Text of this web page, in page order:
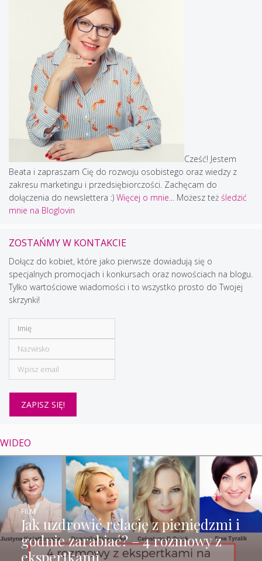
Cześć! Jestem
Beata i zapraszam Cię do rozwoju osobistego oraz wiedzy z
zakresu marketingu i przedsiębiorczości. Zachęcam do
dołączenia do newslettera :) Więcej o mnie... Możesz też śledzić
mnie na Bloglovin
ZOSTAŃMY W KONTAKCIE
Dołącz do kobiet, które jako pierwsze dowiadują się o
specjalnych promocjach i konkursach oraz nowościach na blogu.
Tylko wartościowe wiadomości i to wszystko prosto do Twojej
skrzynki!
WIDEO
Jak uzdrowić relację z pieniędzmi i
godnie zarabiać? – 4 rozmowy z
ekspertkami
FILM